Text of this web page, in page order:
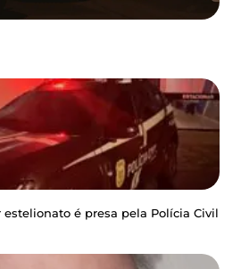
é presa pela Polícia Civil